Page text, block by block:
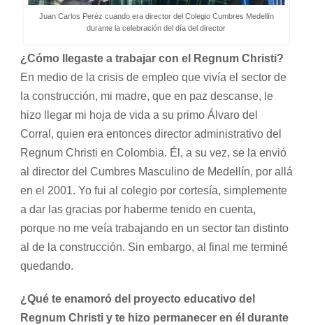
Juan Carlos Peréz cuando era director del Colegio Cumbres Medellín
durante la celebración del día del director
¿Cómo llegaste a trabajar con el Regnum Christi?
En medio de la crisis de empleo que vivía el sector de
la construcción, mi madre, que en paz descanse, le
hizo llegar mi hoja de vida a su primo Álvaro del
Corral, quien era entonces director administrativo del
Regnum Christi en Colombia. Él, a su vez, se la envió
al director del Cumbres Masculino de Medellín, por allá
en el 2001. Yo fui al colegio por cortesía, simplemente
a dar las gracias por haberme tenido en cuenta,
porque no me veía trabajando en un sector tan distinto
al de la construcción. Sin embargo, al final me terminé
quedando.
¿Qué te enamoró del proyecto educativo del
Regnum Christi y te hizo permanecer en él durante